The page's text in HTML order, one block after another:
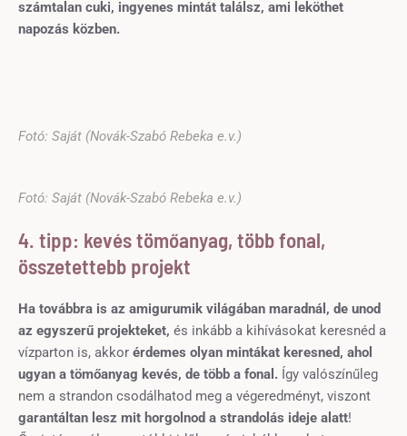
számtalan cuki, ingyenes mintát találsz, ami leköthet
napozás közben.
Fotó: Saját (Novák-Szabó Rebeka e.v.)
Fotó: Saját (Novák-Szabó Rebeka e.v.)
4. tipp: kevés tömőanyag, több fonal,
összetettebb projekt
Ha továbbra is az amigurumik világában maradnál, de unod
az egyszerű projekteket, és inkább a kihívásokat keresnéd a
vízparton is, akkor érdemes olyan mintákat keresned, ahol
ugyan a tömőanyag kevés, de több a fonal. Így valószínűleg
nem a strandon csodálhatod meg a végeredményt, viszont
garantáltan lesz mit horgolnod a strandolás ideje alatt!